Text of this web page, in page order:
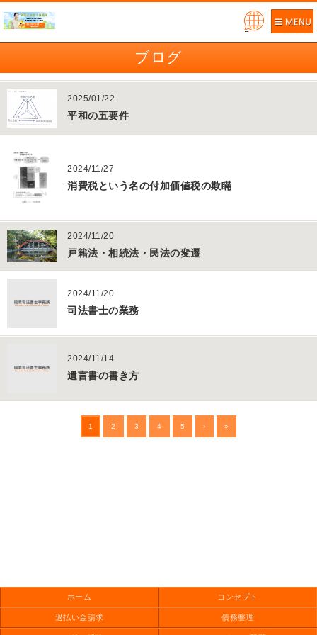
Pow
ブログ
2025/01/22
平和の五要件
2024/11/27
消費税という名の付加価値税の欺瞞
2024/11/20
戸籍法・相続法・民法の変遷
2024/11/20
司法書士の業務
2024/11/14
遺言書の書き方
1 2 3 4 5 › »
ホーム コンセプト
過払い金請求 債務整理